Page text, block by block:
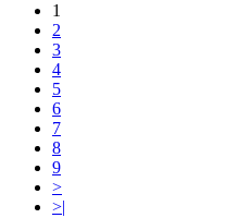
1
2
3
4
5
6
7
8
9
>
>|